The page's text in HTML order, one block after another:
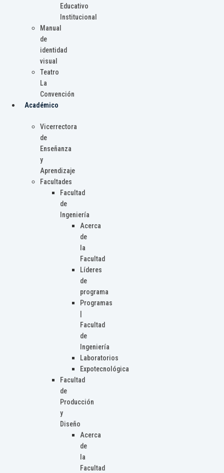
Educativo
Institucional
Manual
de
identidad
visual
Teatro
La
Convención
Académico
Vicerrectora
de
Enseñanza
y
Aprendizaje
Facultades
Facultad
de
Ingeniería
Acerca
de
la
Facultad
Líderes
de
programa
Programas
Facultad
de
Ingeniería
Laboratorios
Expotecnológica
Facultad
de
Producción
y
Diseño
Acerca
de
la
Facultad